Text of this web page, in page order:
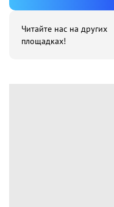
Читайте нас на других
площадках!